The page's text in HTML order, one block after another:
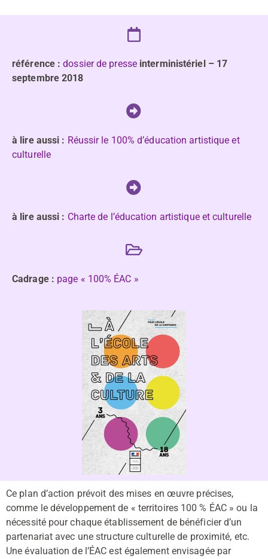
référence :dossier de presseinterministériel – 17
septembre 2018
à lire aussi : Réussir le 100% d’éducation artistique et
culturelle
à lire aussi : Charte de l’éducation artistique et culturelle
Cadrage : page « 100% ÉAC »
Ce plan d’action prévoit des mises en œuvre précises,
comme le développement de « territoires 100 % ÉAC » ou la
nécessité pour chaque établissement de bénéficier d’un
partenariat avec une structure culturelle de proximité, etc.
Une évaluation de l’ÉAC est également envisagée par